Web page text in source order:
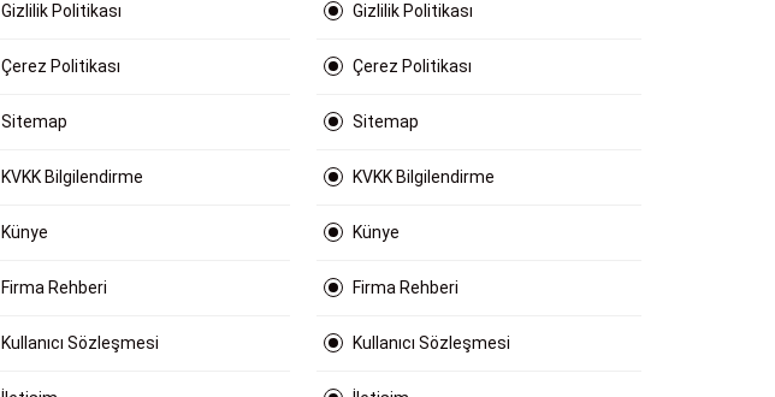
Gizlilik Politikası
Çerez Politikası
Sitemap
KVKK Bilgilendirme
Künye
Firma Rehberi
Kullanıcı Sözleşmesi
Gizlilik Politikası
Çerez Politikası
Sitemap
KVKK Bilgilendirme
Künye
Firma Rehberi
Kullanıcı Sözleşmesi